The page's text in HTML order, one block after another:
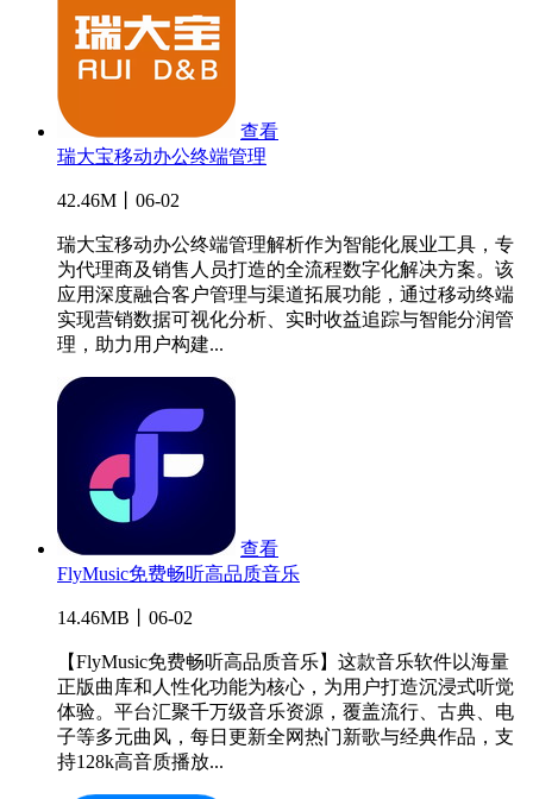
查看
瑞大宝移动办公终端管理
42.46M丨06-02
瑞大宝移动办公终端管理解析作为智能化展业工具，专
为代理商及销售人员打造的全流程数字化解决方案。该
应用深度融合客户管理与渠道拓展功能，通过移动终端
实现营销数据可视化分析、实时收益追踪与智能分润管
理，助力用户构建...
查看
FlyMusic免费畅听高品质音乐
14.46MB丨06-02
【FlyMusic免费畅听高品质音乐】这款音乐软件以海量
正版曲库和人性化功能为核心，为用户打造沉浸式听觉
体验。平台汇聚千万级音乐资源，覆盖流行、古典、电
子等多元曲风，每日更新全网热门新歌与经典作品，支
持128k高音质播放...